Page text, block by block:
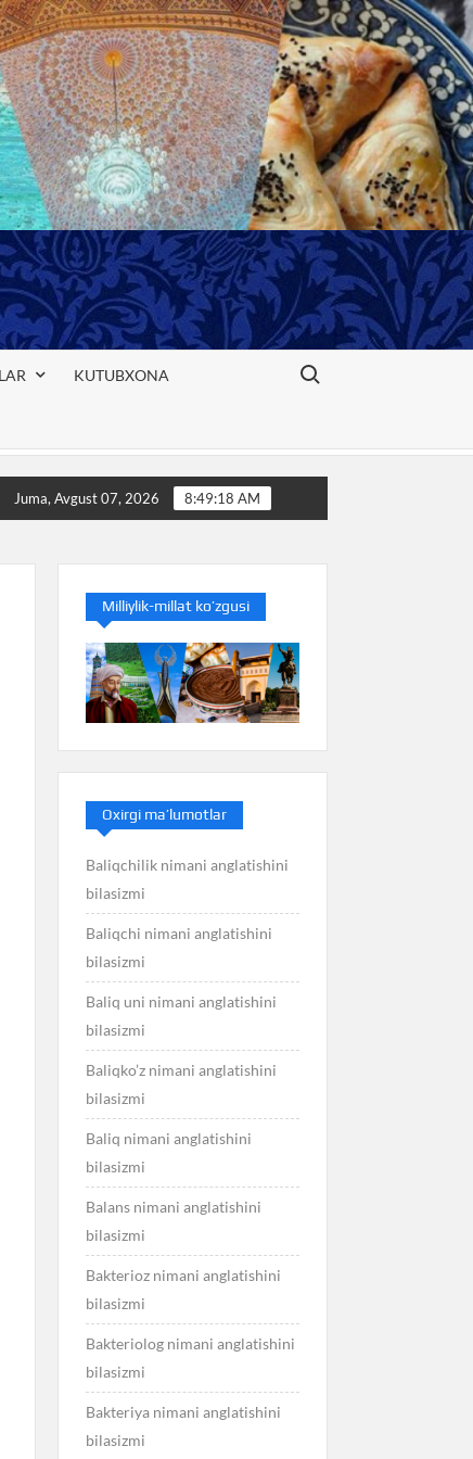
KUTUBXONA
Search for:
Baliq nimani anglatishini bilasizmi
Juma, Avgust 07, 2026 8:49:18 AM
Milliylik-millat ko’zgusi
Oxirgi ma’lumotlar
Baliqchilik nimani anglatishini
bilasizmi
Baliqchi nimani anglatishini
bilasizmi
Baliq uni nimani anglatishini
bilasizmi
Baliqko’z nimani anglatishini
bilasizmi
Baliq nimani anglatishini
bilasizmi
Balans nimani anglatishini
bilasizmi
Bakterioz nimani anglatishini
bilasizmi
Bakteriolog nimani anglatishini
bilasizmi
Bakteriya nimani anglatishini
bilasizmi